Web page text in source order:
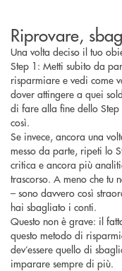
Riprovare,
Una volta deciso il tuo
Step 1: Metti subito da
risparmiare e vedi come
dover attingere a quei
di fare alla fine dello
così.
Se invece, ancora una
messo da parte, ripeti lo
critica e ancora più
trascorso. A meno che tu
– sono davvero così
hai sbagliato i conti.
Questo non è grave: il
questo metodo di
dev’essere quello di
imparare sempre di più.